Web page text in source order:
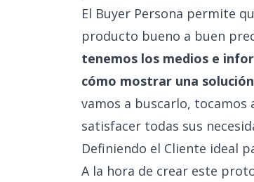
El Buyer Persona permite
producto bueno a buen
tenemos los medios e
cómo mostrar una solución
vamos a buscarlo,
satisfacer todas sus
Definiendo el Cliente ideal
A la hora de crear este